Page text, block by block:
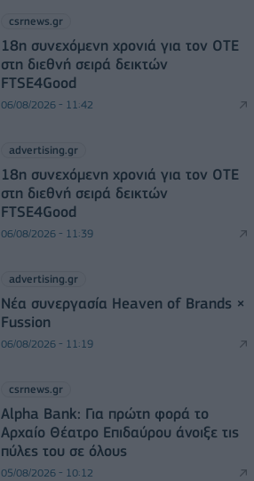
csrnews.gr
18η συνεχόμενη χρονιά για τον ΟΤΕ
στη διεθνή σειρά δεικτών
FTSE4Good
06/08/2026 - 11:42
advertising.gr
18η συνεχόμενη χρονιά για τον ΟΤΕ
στη διεθνή σειρά δεικτών
FTSE4Good
06/08/2026 - 11:39
advertising.gr
Νέα συνεργασία Heaven of Brands ×
Fussion
06/08/2026 - 11:19
csrnews.gr
Alpha Bank: Για πρώτη φορά το
Αρχαίο Θέατρο Επιδαύρου άνοιξε τις
πύλες του σε όλους
05/08/2026 - 10:12